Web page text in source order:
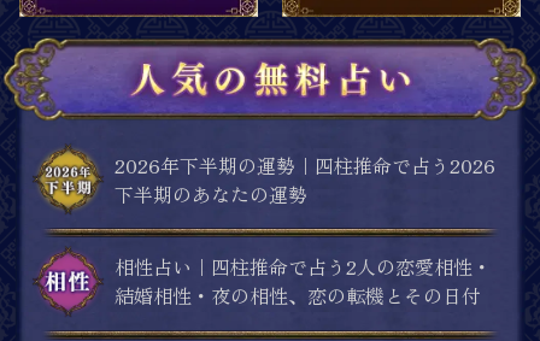
2026年下半期の運勢｜四柱推命で占う2026
下半期のあなたの運勢
相性占い｜四柱推命で占う2人の恋愛相性・
結婚相性・夜の相性、恋の転機とその日付